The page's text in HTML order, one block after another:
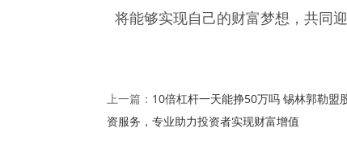
将能够实现自己的财富梦想，共同
上一篇： 10倍杠杆一天能挣50万吗 锡林郭勒盟
资服务，专业助力投资者实现财富增值